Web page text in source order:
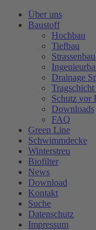
Über uns
Baustoff
Hochbau
Tiefbau
Drainage
Schutz vor
Downloads
FAQ
Green Line
Schwimmdecke
Winterstreu
Biofilter
News
Download
Kontakt
Suche
Datenschutz
Impressum